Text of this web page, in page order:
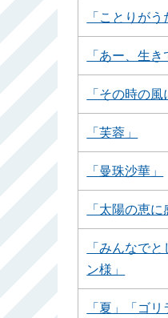
「ことりが
「あー、生
「その時の
「芙蓉」
「曼珠沙華」
「太陽の恵
「みんなで
ン様」
「夏」「ゴ